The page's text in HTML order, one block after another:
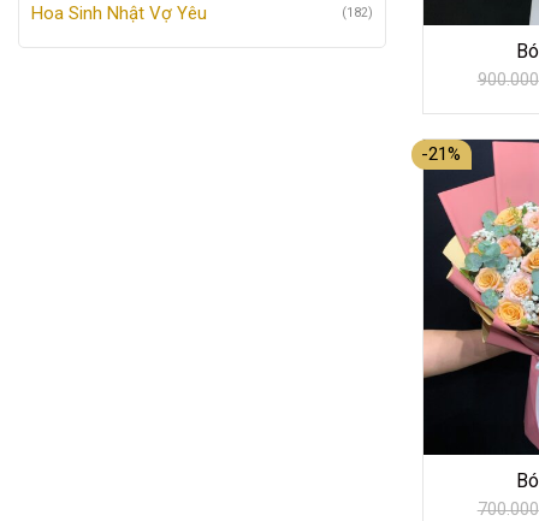
Hoa Sinh Nhật Vợ Yêu (182)
900.000
-21%
700.000